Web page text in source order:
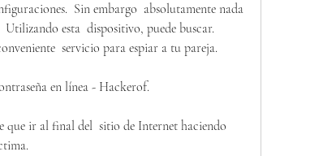
Sin embargo  absolutamente nada
esta  dispositivo, puede buscar.
servicio para espiar a tu pareja.
en línea - Hackerof.
que ir al final del  sitio de Internet haciendo